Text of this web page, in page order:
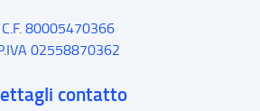
C.F. 80005470366
02558870362
contatto